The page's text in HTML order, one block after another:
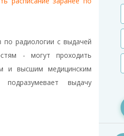
радиологии с выдачей
- могут проходить
и высшим медицинским
выдачу